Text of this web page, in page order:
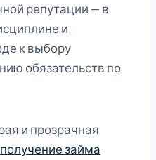
репутации — в
и
к выбору
обязательств по
и прозрачная
получение займа